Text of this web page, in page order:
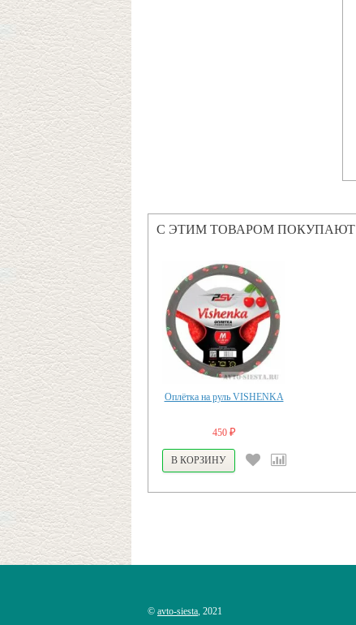
С ЭТИМ ТОВАРОМ ПОКУПАЮТ
Оплётка на руль VISHENKA
450 ₽
© avto-siesta, 2021